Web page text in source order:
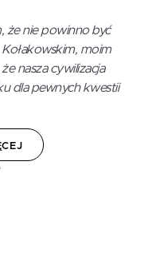
że nie powinno być
moim
nasza cywilizacja
dla pewnych kwestii